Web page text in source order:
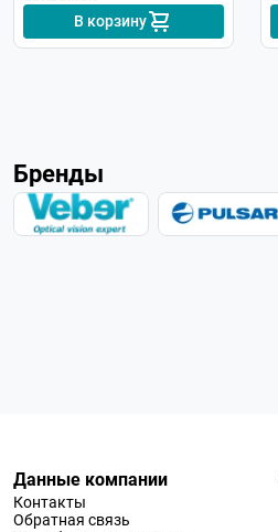
В корзину
Бренды
Данные компании
Контакты
Обратная связь